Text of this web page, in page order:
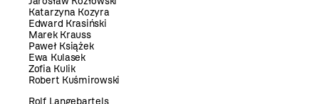
Katarzyna Kozyra
Edward Krasiński
Marek Krauss
Paweł Książek
Ewa Kulasek
Zofia Kulik
Robert Kuśmirowski